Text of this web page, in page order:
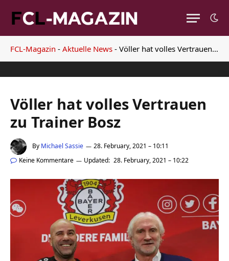
FCL-Magazin - Aktuelle News - Völler hat volles Vertrauen zu Trainer Bosz
Völler hat volles Vertrauen
zu Trainer Bosz
By Michael Sassie
28. February, 2021 – 10:11
Keine Kommentare
Updated: 28. February, 2021 – 10:22